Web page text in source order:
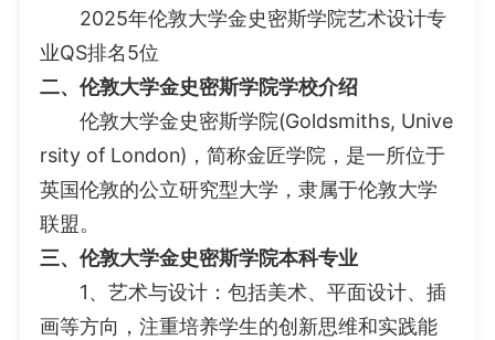
2025年伦敦大学金史密斯学院艺术设计专
业QS排名5位
二、伦敦大学金史密斯学院学校介绍
伦敦大学金史密斯学院(Goldsmiths, Unive
rsity of London)，简称金匠学院，是一所位于
英国伦敦的公立研究型大学，隶属于伦敦大学
联盟。
三、伦敦大学金史密斯学院本科专业
1、艺术与设计：包括美术、平面设计、插
画等方向，注重培养学生的创新思维和实践能